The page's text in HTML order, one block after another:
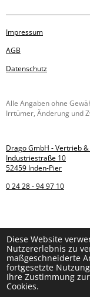
Diese Website
Nutzererlebnis zu
maßgeschneiderte
fortgesetzte
Ihre Zustimmung
Cookies.
Impressum
AGB
Datenschutz
Alle Angaben ohne
Irrtümer, Änderung und
Drago GmbH - Vertrieb
Industriestraße 10
52459 Inden-Pier
0 24 28 - 94 97 10
Webdesign:
I. Spies
© 2022